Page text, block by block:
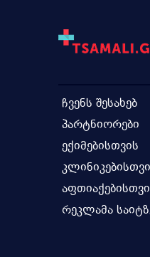
ჩვენს შესახებ
პარტნიორები
ექიმებისთვის
რეკლამა